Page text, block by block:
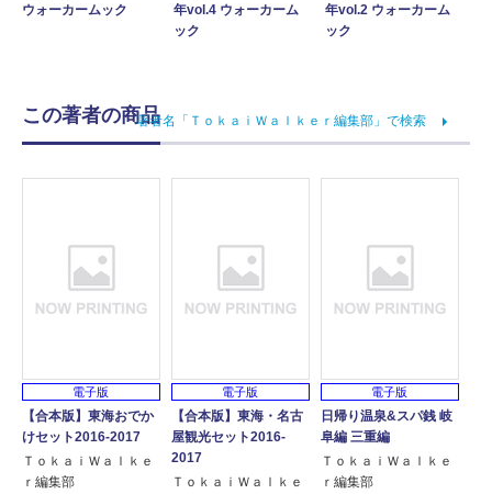
ウォーカームック
年vol.4 ウォーカーム
ック
年vol.2 ウォーカーム
ック
この著者の商品著者名「ＴｏｋａｉＷａｌｋｅｒ編集部」で検索
電子版
【合本版】東海おでか
けセット2016-2017
ＴｏｋａｉＷａｌｋｅ
ｒ編集部
電子版
【合本版】東海・名古
屋観光セット2016-
2017
ＴｏｋａｉＷａｌｋｅ
電子版
日帰り温泉&スパ銭 岐
阜編 三重編
ＴｏｋａｉＷａｌｋｅ
ｒ編集部